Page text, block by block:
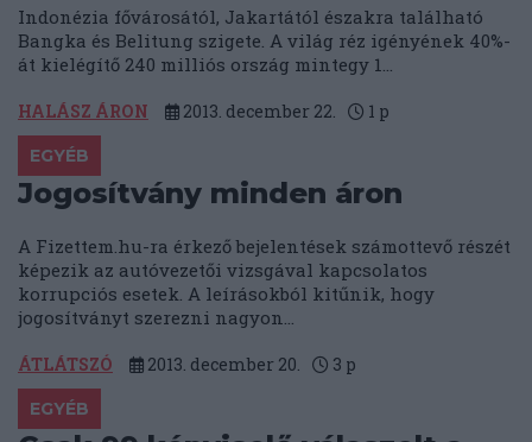
Indonézia fővárosától, Jakartától északra található
Bangka és Belitung szigete. A világ réz igényének 40%-
át kielégítő 240 milliós ország mintegy 1...
HALÁSZ ÁRON 2013. december 22. 1 p
EGYÉB
Jogosítvány minden áron
A Fizettem.hu-ra érkező bejelentések számottevő részét
képezik az autóvezetői vizsgával kapcsolatos
korrupciós esetek. A leírásokból kitűnik, hogy
jogosítványt szerezni nagyon...
ÁTLÁTSZÓ 2013. december 20. 3 p
EGYÉB